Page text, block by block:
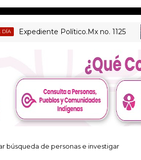
Político.Mx no. 1125
búsqueda de personas e investigar